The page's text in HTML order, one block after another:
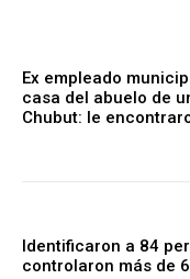
Ex empleado
casa del abuelo de
Chubut: le
Identificaron a 84
controlaron más de